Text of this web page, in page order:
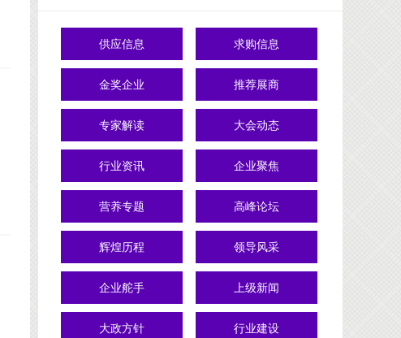
供应信息 求购信息
金奖企业 推荐展商
专家解读 大会动态
行业资讯 企业聚焦
营养专题 高峰论坛
辉煌历程 领导风采
企业舵手 上级新闻
大政方针 行业建设